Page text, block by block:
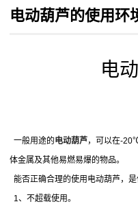
电动葫芦的使用环
电
一般用途的电动葫芦 ，可以在-
体金属及其他易燃易爆的物品。
能否正确合理的使用电动葫芦，
1、不超载使用。